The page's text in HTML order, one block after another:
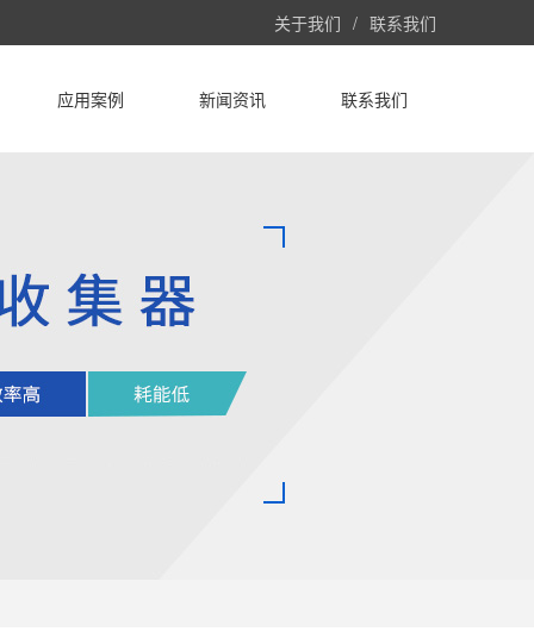
关于我们 / 联系我们
应用案例 新闻资讯 联系我们